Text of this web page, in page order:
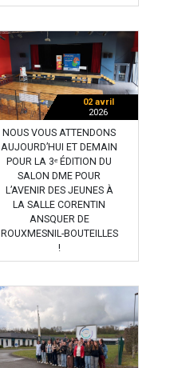
02 avril
2026
NOUS VOUS ATTENDONS
AUJOURD’HUI ET DEMAIN
POUR LA 3ᵉ ÉDITION DU
SALON DME POUR
L’AVENIR DES JEUNES À
LA SALLE CORENTIN
ANSQUER DE
ROUXMESNIL-BOUTEILLES
!